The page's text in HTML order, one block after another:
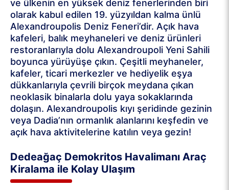
ve ülkenin en yüksek deniz fenerlerinden biri
olarak kabul edilen 19. yüzyıldan kalma ünlü
Alexandroupolis Deniz Feneri’dir. Açık hava
kafeleri, balık meyhaneleri ve deniz ürünleri
restoranlarıyla dolu Alexandroupoli Yeni Sahili
boyunca yürüyüşe çıkın. Çeşitli meyhaneler,
kafeler, ticari merkezler ve hediyelik eşya
dükkanlarıyla çevrili birçok meydana çıkan
neoklasik binalarla dolu yaya sokaklarında
dolaşın. Alexandroupolis kıyı şeridinde gezinin
veya Dadia’nın ormanlık alanlarını keşfedin ve
açık hava aktivitelerine katılın veya gezin!
Dedeağaç Demokritos Havalimanı Araç
Kiralama ile Kolay Ulaşım